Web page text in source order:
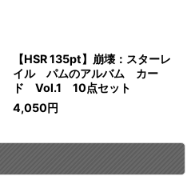
【HSR 135pt】崩壊：スターレ
イル パムのアルバム カー
ド Vol.1 10点セット
4,050円